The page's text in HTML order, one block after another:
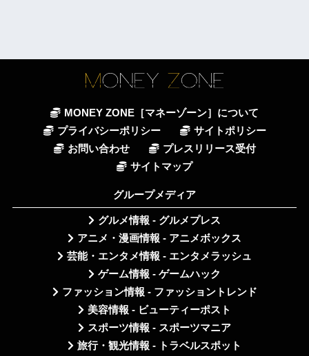
MONEY ZONE［マネーゾーン］について
プライバシーポリシー
サイトポリシー
お問い合わせ
プレスリリース受付
サイトマップ
グループメディア
グルメ情報 - グルメプレス
アニメ・漫画情報 - アニメボックス
芸能・エンタメ情報 - エンタメラッシュ
ゲーム情報 - ゲームハック
ファッション情報 - ファッショントレンド
美容情報 - ビューティーポスト
スポーツ情報 - スポーツマニア
旅行・観光情報 - トラベルスポット